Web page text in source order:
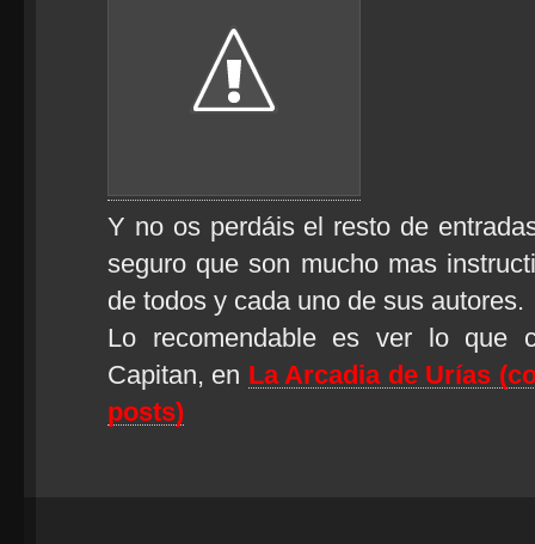
Y no os perdáis el resto de
seguro que son mucho mas
de todos y cada uno de sus autores.
Lo recomendable es ver lo que
Capitan, en La Arcadia de Urías
posts)